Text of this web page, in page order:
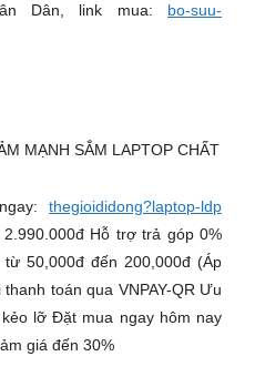
Dân, link mua: bo-suu-
MẠNH SẮM LAPTOP CHẤT
thegioididong?laptop-ldp
Hỗ trợ trả góp 0%
từ 50,000đ đến 200,000đ (Áp
toán qua VNPAY-QR Ưu
lỡ Đặt mua ngay hôm nay
giá đến 30%